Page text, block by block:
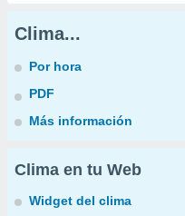
Clima...
Por hora
PDF
Más información
Clima en tu Web
Widget del clima